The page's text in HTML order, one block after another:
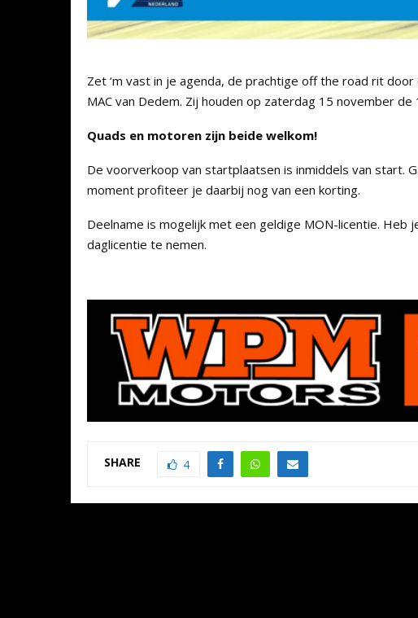
Zet ‘m vast in je agenda, de prachtige off the road rit
MAC van Dedem. Zij houden op zaterdag 15 november de
Quads en motoren zijn beide welkom!
De voorverkoop van startplaatsen is inmiddels van start.
moment profiteer je daarbij nog van een korting.
Deelname is mogelijk met een geldige MON-licentie. Heb
daglicentie te nemen.
SHARE 4